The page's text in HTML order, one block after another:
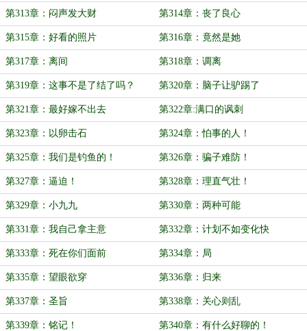
第313章：闷声发大财 第314章：丧了良心
第315章：好看的照片 第316章：竟然是她
第317章：离间 第318章：调离
第319章：这事不是了结了吗？ 第320章：脑子让驴踢了
第321章：最好嫁不出去 第322章:满口的讽刺
第323章：以卵击石 第324章：怕事的人！
第325章：我们是钓鱼的！ 第326章：骗子难防！
第327章：逼迫！ 第328章：理直气壮！
第329章：小九九 第330章：两种可能
第331章：我自己拿主意 第332章：计划不如变化快
第333章：死在你们面前 第334章：局
第335章：望眼欲穿 第336章：归来
第337章：圣旨 第338章：关心则乱
第339章：铭记！ 第340章：有什么好聊的！